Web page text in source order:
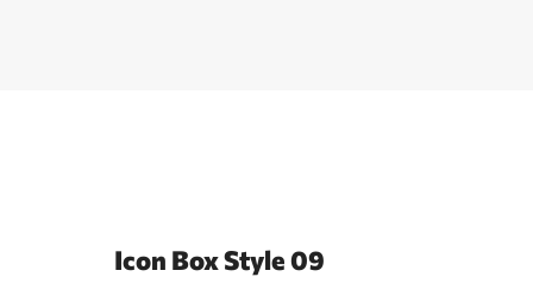
Icon Box Style 09